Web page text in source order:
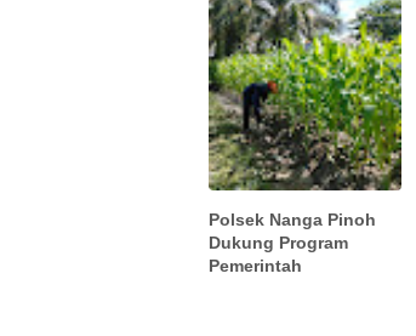
Polsek Nanga Pinoh
Dukung Program
Pemerintah